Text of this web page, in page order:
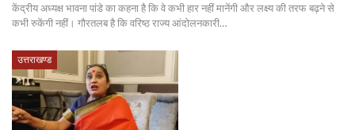
केंद्रीय अध्यक्ष भावना पांडे का कहना है कि वे कभी हार नहीं मानेंगी और लक्ष्य की तरफ बढ़ने से
कभी रुकेंगी नहीं। गौरतलब है कि वरिष्ठ राज्य आंदोलनकारी…
उत्तराखण्ड